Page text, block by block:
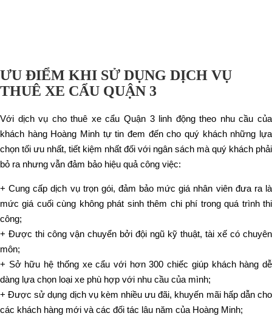
ƯU ĐIỂM KHI SỬ DỤNG DỊCH VỤ
THUÊ XE CẨU QUẬN 3
Với dịch vụ cho thuê xe cẩu Quận 3 linh động theo nhu cầu của
khách hàng Hoàng Minh tự tin đem đến cho quý khách những lựa
chọn tối ưu nhất, tiết kiệm nhất đối với ngân sách mà quý khách phải
bỏ ra nhưng vẫn đảm bảo hiệu quả công việc:
+ Cung cấp dịch vụ trọn gói, đảm bảo mức giá nhân viên đưa ra là
mức giá cuối cùng không phát sinh thêm chi phí trong quá trình thi
công;
+ Được thi công vận chuyển bởi đội ngũ kỹ thuật, tài xế có chuyên
môn;
+ Sở hữu hệ thống xe cẩu với hơn 300 chiếc giúp khách hàng dễ
dàng lựa chọn loại xe phù hợp với nhu cầu của mình;
+ Được sử dụng dịch vụ kèm nhiều ưu đãi, khuyến mãi hấp dẫn cho
các khách hàng mới và các đối tác lâu năm của Hoàng Minh;